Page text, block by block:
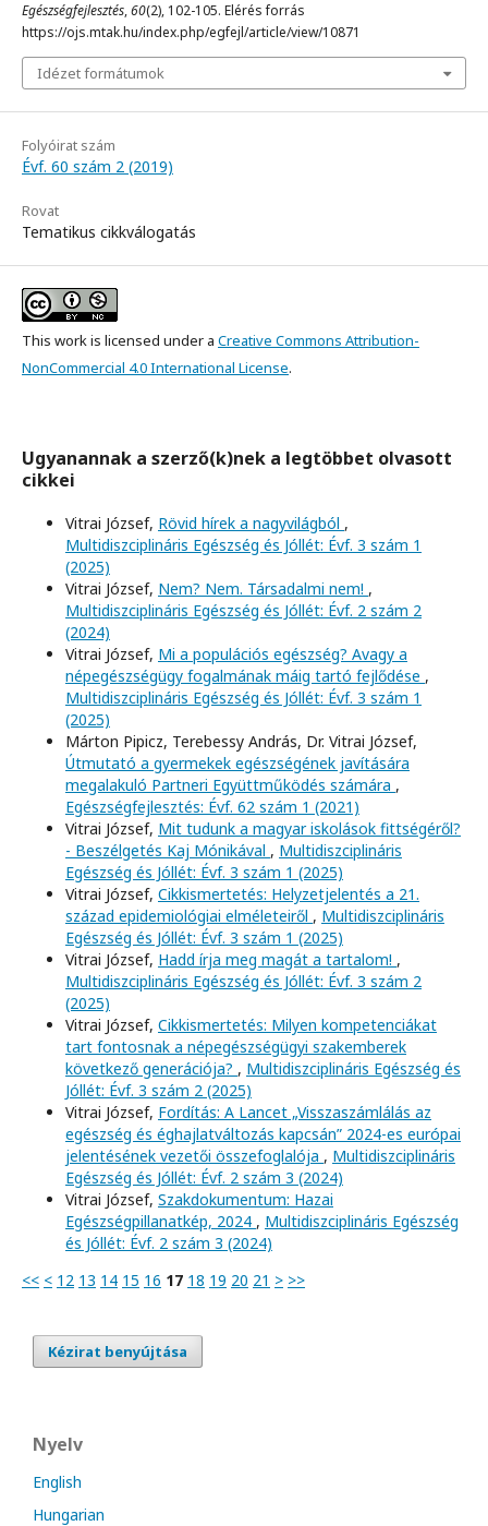
Egészségfejlesztés,60(2), 102-105. Elérés forrás
https://ojs.mtak.hu/index.php/egfejl/article/view/10871
Idézet formátumok
Folyóirat szám
Évf. 60 szám 2 (2019)
Rovat
Tematikus cikkválogatás
This work is licensed under a Creative Commons Attribution-
NonCommercial 4.0 International License.
Ugyanannak a szerző(k)nek a legtöbbet olvasott
cikkei
Vitrai József, Rövid hírek a nagyvilágból ,
Multidiszciplináris Egészség és Jóllét: Évf. 3 szám 1
(2025)
Vitrai József, Nem? Nem. Társadalmi nem! ,
Multidiszciplináris Egészség és Jóllét: Évf. 2 szám 2
(2024)
Vitrai József, Mi a populációs egészség? Avagy a
népegészségügy fogalmának máig tartó fejlődése ,
Multidiszciplináris Egészség és Jóllét: Évf. 3 szám 1
(2025)
Márton Pipicz, Terebessy András, Dr. Vitrai József,
Útmutató a gyermekek egészségének javítására
megalakuló Partneri Együttműködés számára ,
Egészségfejlesztés: Évf. 62 szám 1 (2021)
Vitrai József, Mit tudunk a magyar iskolások fittségéről?
- Beszélgetés Kaj Mónikával , Multidiszciplináris
Egészség és Jóllét: Évf. 3 szám 1 (2025)
Vitrai József, Cikkismertetés: Helyzetjelentés a 21.
század epidemiológiai elméleteiről , Multidiszciplináris
Egészség és Jóllét: Évf. 3 szám 1 (2025)
Vitrai József, Hadd írja meg magát a tartalom! ,
Multidiszciplináris Egészség és Jóllét: Évf. 3 szám 2
(2025)
Vitrai József, Cikkismertetés: Milyen kompetenciákat
tart fontosnak a népegészségügyi szakemberek
következő generációja? , Multidiszciplináris Egészség és
Jóllét: Évf. 3 szám 2 (2025)
Vitrai József, Fordítás: A Lancet „Visszaszámlálás az
egészség és éghajlatváltozás kapcsán” 2024-es európai
jelentésének vezetői összefoglalója , Multidiszciplináris
Egészség és Jóllét: Évf. 2 szám 3 (2024)
Vitrai József, Szakdokumentum: Hazai
Egészségpillanatkép, 2024 , Multidiszciplináris Egészség
és Jóllét: Évf. 2 szám 3 (2024)
<< < 12 13 14 15 16 17 18 19 20 21 > >>
Kézirat benyújtása
Nyelv
English
Hungarian